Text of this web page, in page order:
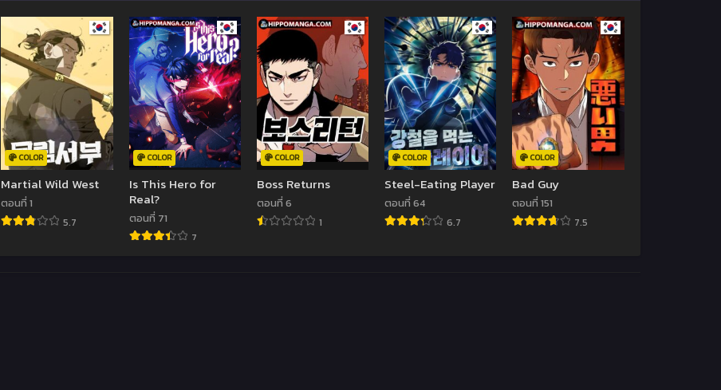
COLOR
Martial Wild West
ตอนที่ 1
5.7
COLOR
Is This Hero for
Real?
ตอนที่ 71
7
COLOR
Boss Returns
ตอนที่ 6
1
COLOR
Steel-Eating Player
ตอนที่ 64
6.7
COLOR
Bad Guy
ตอนที่ 151
7.5